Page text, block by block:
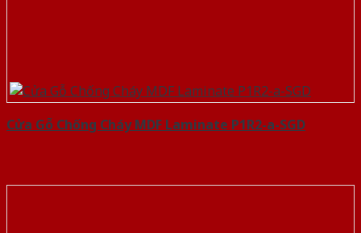
Cửa Gỗ Chống Cháy MDF Laminate P1R2-a-SGD